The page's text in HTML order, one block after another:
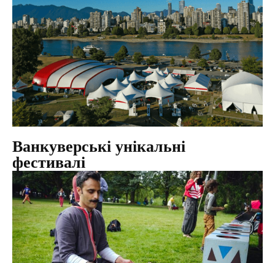
Ванкуверські унікальні
фестивалі